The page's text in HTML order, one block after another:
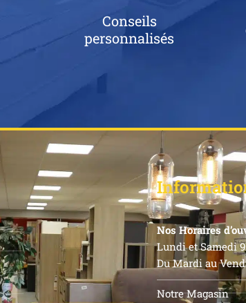
Conseils
personnalisés
Nos Horaires
Lundi et Samedi
Du Mardi au
Notre Magasin